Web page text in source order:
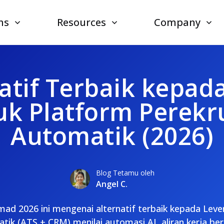
Resources Company
Terbaik
Platform
Automatik (2026)
Blog Tetamu oleh
Angel C.
2026 ini mengenai alternatif terbaik kepada